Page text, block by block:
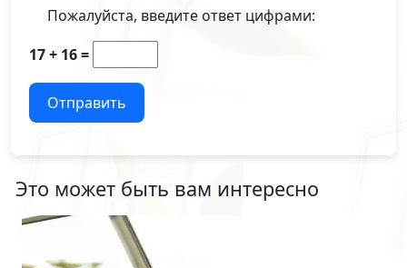
Пожалуйста, введите ответ цифрами:
17 + 16 =
Отправить
Это может быть вам интересно